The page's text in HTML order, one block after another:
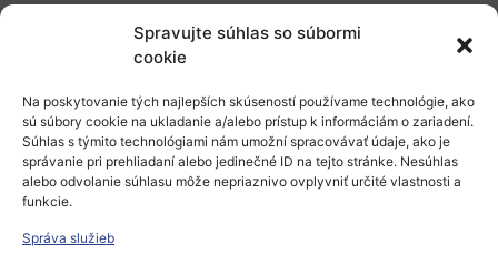
Spravujte súhlas so súbormi
cookie
Na poskytovanie tých najlepších skúseností používame technológie, ako
sú súbory cookie na ukladanie a/alebo prístup k informáciám o zariadení.
Súhlas s týmito technológiami nám umožní spracovávať údaje, ako je
správanie pri prehliadaní alebo jedinečné ID na tejto stránke. Nesúhlas
alebo odvolanie súhlasu môže nepriaznivo ovplyvniť určité vlastnosti a
funkcie.
Správa služieb
Sense of Science
zaujímavých tém možete navštíviť aj JRC Centrum a
porozprávať so zaujímavými vedcami.
Viac informáciínájdete na stránkach centra.
Vstup voľný, ale je nutnáregistrácia.
Pridať do Google Calendar